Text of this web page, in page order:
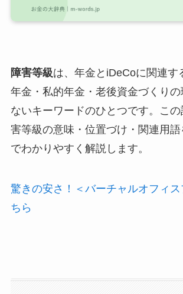
障害等級は、年金とiDeCoに関連す
年金・私的年金・老後資金づくり
ないキーワードのひとつです。こ
害等級の意味・位置づけ・関連用語
でわかりやすく解説します。
驚きの安さ！＜バーチャルオフィス
ちら